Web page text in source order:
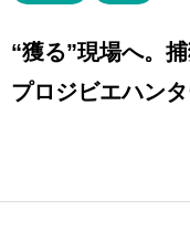
“獲る”現場へ。
プロジビエハン